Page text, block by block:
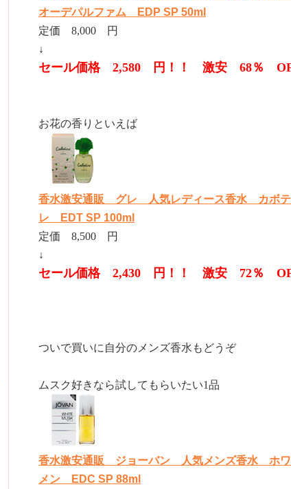
オーデパルファム EDP SP 50ml
定価 8,000 円
↓
セール価格 2,580 円！！ 激安 68％
お花の香りといえば
香水激安通販 グレ 人気レディース香水 カボテ
レ EDT SP 100ml
定価 8,500 円
↓
セール価格 2,430 円！！ 激安 72％
ついで買いに自分のメンズ香水もどうぞ
ムスク好きなら試してもらいたい1品
香水激安通販 ジョーバン 人気メンズ香水 ホワ
メン EDC SP 88ml